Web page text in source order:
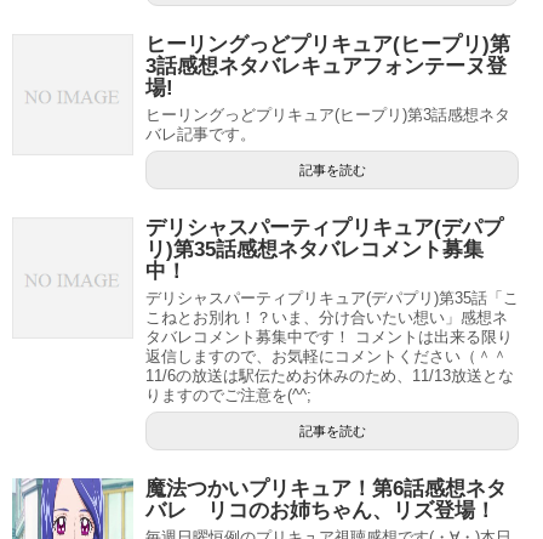
第39話の予告でもチラッとプリキュアを助けてましたが、
この第41話で完全に復帰かな？
最終決戦も近いのでビブリーちゃんと一緒にプリキュアを
手助けしてほしいですね（＾＾
第41話の感想記事更新しました！
キラキラ☆プリキュアアラモード第41話感想ネタバレ シエ
ルとリオの兄弟愛！
ヒーリングっどプリキュア(ヒープリ)第
3話感想ネタバレキュアフォンテーヌ登
場!
ヒーリングっどプリキュア(ヒープリ)第3話感想ネタ
バレ記事です。
記事を読む
デリシャスパーティプリキュア(デパプ
リ)第35話感想ネタバレコメント募集
中！
デリシャスパーティプリキュア(デパプリ)第35話「こ
こねとお別れ！？いま、分け合いたい想い」感想ネ
タバレコメント募集中です！ コメントは出来る限り
返信しますので、お気軽にコメントください（＾＾
11/6の放送は駅伝ためお休みのため、11/13放送とな
りますのでご注意を(^^;
記事を読む
魔法つかいプリキュア！第6話感想ネタ
バレ リコのお姉ちゃん、リズ登場！